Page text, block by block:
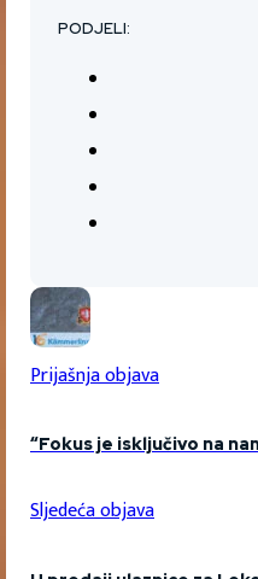
PODJELI:
Prijašnja objava
“Fokus je isključivo na
Sljedeća objava